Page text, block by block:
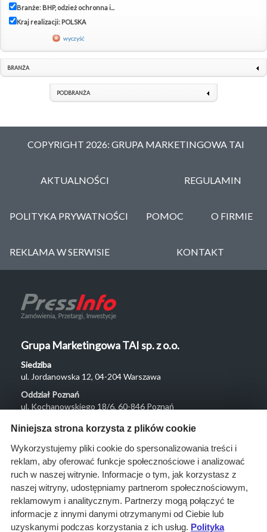
Branże: BHP, odzież ochronna i...
Kraj realizacji: POLSKA
wyczyść
BRANŻA
PODBRANŻA
COPYRIGHT 2026: GRUPA MARKETINGOWA TAI
AKTUALNOŚCI REGULAMIN
POLITYKA PRYWATNOŚCI POMOC O FIRMIE
REKLAMA W SERWISIE KONTAKT
Grupa Marketingowa TAI sp. z o.o.
Siedziba
ul. Jordanowska 12, 04-204 Warszawa
Oddział Poznań
ul. Kochanowskiego 18/6, 60-846 Poznań
Menu
O nas
Rozwiązania
Monitoring
przetargów
Raporty
Niniejsza strona korzysta z plików cookie
Wykorzystujemy pliki cookie do spersonalizowania treści i
reklam, aby oferować funkcje społecznościowe i analizować
ruch w naszej witrynie. Informacje o tym, jak korzystasz z
naszej witryny, udostępniamy partnerom społecznościowym,
reklamowym i analitycznym. Partnerzy mogą połączyć te
informacje z innymi danymi otrzymanymi od Ciebie lub
uzyskanymi podczas korzystania z ich usług. Polityka